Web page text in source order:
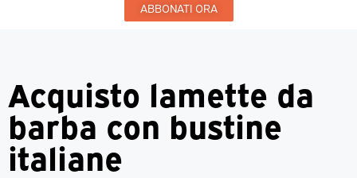
ABBONATI ORA
Acquisto lamette da
barba con bustine
italiane